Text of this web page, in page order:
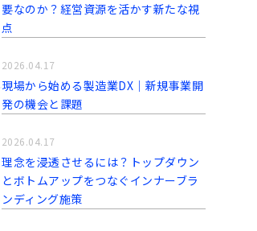
要なのか？経営資源を活かす新たな視
点
現場から始める製造業DX｜新規事業開
発の機会と課題
2026.04.17
理念を浸透させるには？トップダウン
とボトムアップをつなぐインナーブラ
ンディング施策
2026.04.17